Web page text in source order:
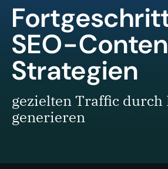
SEO-
Strategien
gezielten Traffic durch
generieren